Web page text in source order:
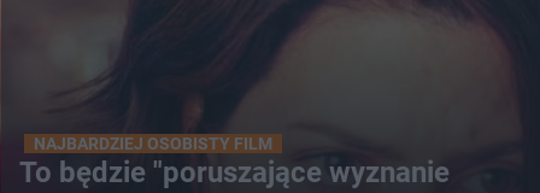
NAJBARDZIEJ OSOBISTY FILM
To będzie "poruszające wyznanie